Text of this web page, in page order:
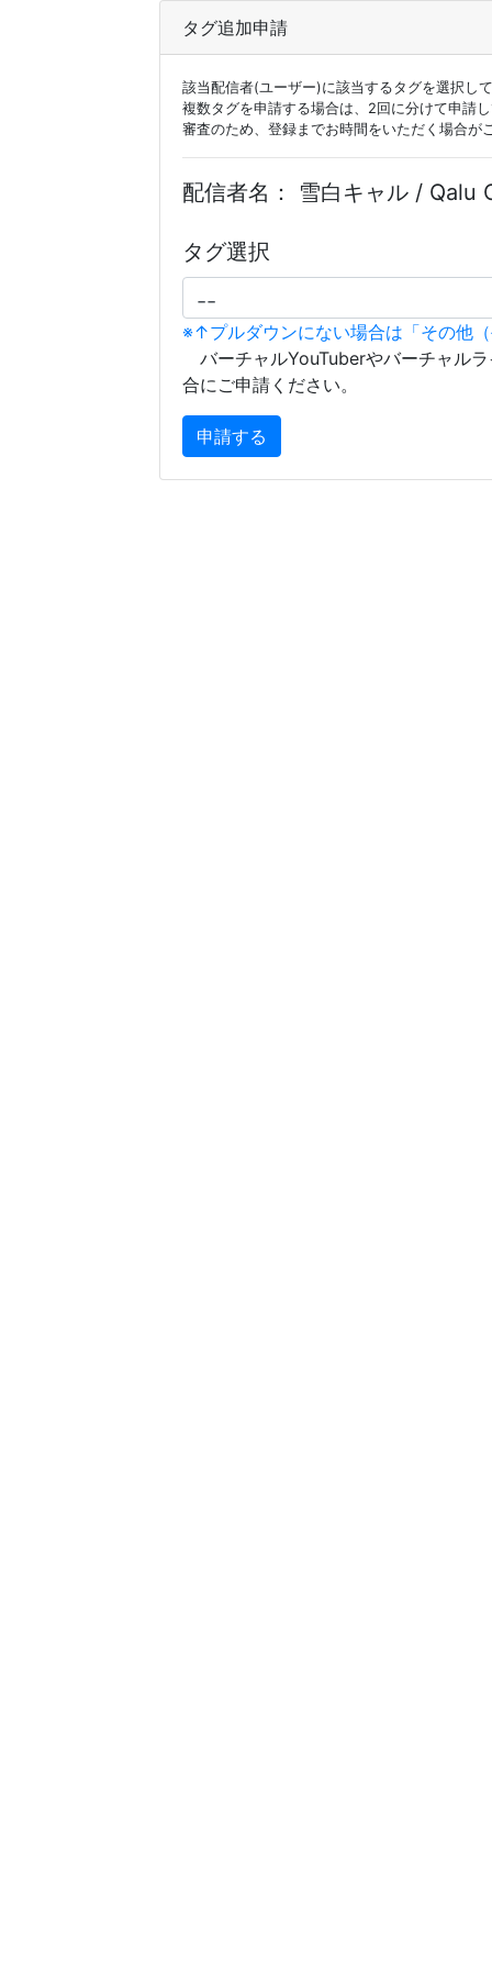
タグ追加申請
該当配信者(ユーザー)に該当するタグを選択し
複数タグを申請する場合は、2回に分けて申請
審査のため、登録までお時間をいただく場合が
配信者名： 雪白キャル / Qalu
タグ選択
※↑プルダウンにない場合は「その他
バーチャルYouTuberやバーチャル
合にご申請ください。
申請する